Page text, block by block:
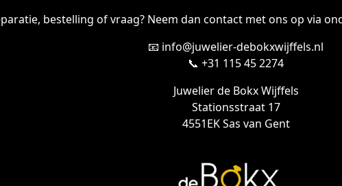
bestelling of vraag? Neem dan contact met ons op via
📧 info@juwelier-debokxwijffels.nl
📞 +31 115 45 2274
Juwelier de Bokx Wijffels
Stationsstraat 17
4551EK Sas van Gent